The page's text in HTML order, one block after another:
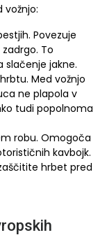
vožnjo:
Povezuje
To
slačenje jakne.
Med vožnjo
ne plapola v
tudi popolnoma
robu. Omogoča
kavbojk.
hrbet pred